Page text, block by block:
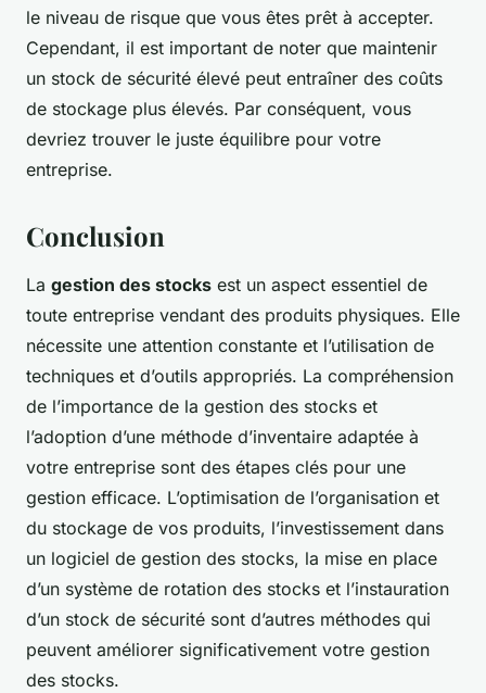
le niveau de risque que vous êtes prêt à accepter.
Cependant, il est important de noter que maintenir
un stock de sécurité élevé peut entraîner des coûts
de stockage plus élevés. Par conséquent, vous
devriez trouver le juste équilibre pour votre
entreprise.
Conclusion
La gestion des stocks est un aspect essentiel de
toute entreprise vendant des produits physiques. Elle
nécessite une attention constante et l’utilisation de
techniques et d’outils appropriés. La compréhension
de l’importance de la gestion des stocks et
l’adoption d’une méthode d’inventaire adaptée à
votre entreprise sont des étapes clés pour une
gestion efficace. L’optimisation de l’organisation et
du stockage de vos produits, l’investissement dans
un logiciel de gestion des stocks, la mise en place
d’un système de rotation des stocks et l’instauration
d’un stock de sécurité sont d’autres méthodes qui
peuvent améliorer significativement votre gestion
des stocks.